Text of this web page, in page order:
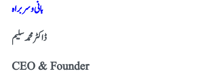
بانی و سربراہ
ڈاکٹر محمد سلیم
CEO & Founder